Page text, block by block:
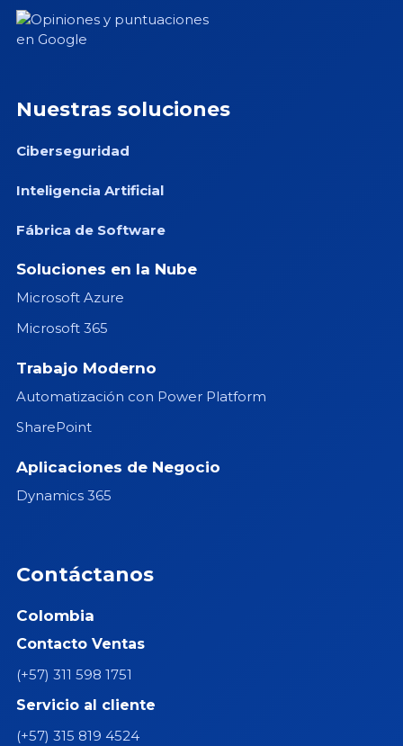
Nuestras soluciones
Ciberseguridad
Inteligencia Artificial
Fábrica de Software
Soluciones en la Nube
Microsoft Azure
Microsoft 365
Trabajo Moderno
Automatización con Power Platform
SharePoint
Aplicaciones de Negocio
Dynamics 365
Contáctanos
Colombia
Contacto Ventas
(+57) 311 598 1751
Servicio al cliente
(+57) 315 819 4524